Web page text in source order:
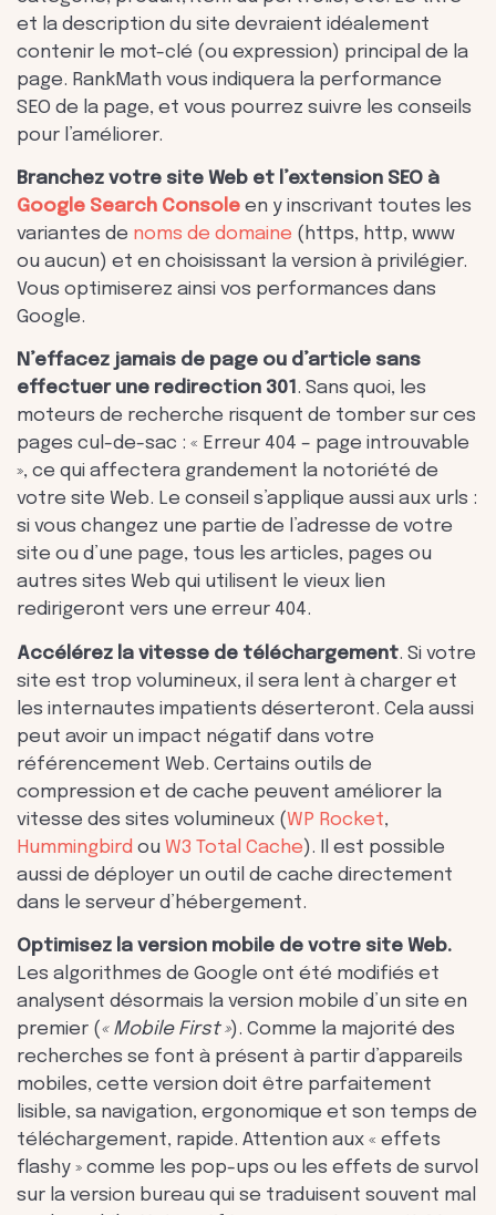
et la description du site devraient idéalement
contenir le mot-clé (ou expression) principal de la
page. RankMath vous indiquera la performance
SEO de la page, et vous pourrez suivre les conseils
pour l’améliorer.
Branchez votre site Web et l’extension SEO à
Google Search Console en y inscrivant toutes les
variantes de noms de domaine (https, http, www
ou aucun) et en choisissant la version à privilégier.
Vous optimiserez ainsi vos performances dans
Google.
N’effacez jamais de page ou d’article sans
effectuer une redirection 301 . Sans quoi, les
moteurs de recherche risquent de tomber sur ces
pages cul-de-sac : « Erreur 404 – page introuvable
», ce qui affectera grandement la notoriété de
votre site Web. Le conseil s’applique aussi aux urls :
si vous changez une partie de l’adresse de votre
site ou d’une page, tous les articles, pages ou
autres sites Web qui utilisent le vieux lien
redirigeront vers une erreur 404.
Accélérez la vitesse de téléchargement. Si votre
site est trop volumineux, il sera lent à charger et
les internautes impatients déserteront. Cela aussi
peut avoir un impact négatif dans votre
référencement Web. Certains outils de
compression et de cache peuvent améliorer la
vitesse des sites volumineux (WP Rocket,
Hummingbird ou W3 Total Cache). Il est possible
aussi de déployer un outil de cache directement
dans le serveur d’hébergement.
Optimisez la version mobile de votre site Web.
Les algorithmes de Google ont été modifiés et
analysent désormais la version mobile d’un site en
premier (« Mobile First »). Comme la majorité des
recherches se font à présent à partir d’appareils
mobiles, cette version doit être parfaitement
lisible, sa navigation, ergonomique et son temps de
téléchargement, rapide. Attention aux « effets
flashy » comme les pop-ups ou les effets de survol
sur la version bureau qui se traduisent souvent mal